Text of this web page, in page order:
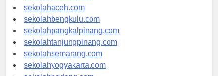
sekolahmedan.com
sekolahaceh.com
sekolahbengkulu.com
sekolahpangkalpinang.com
sekolahtanjungpinang.com
sekolahsemarang.com
sekolahyogyakarta.com